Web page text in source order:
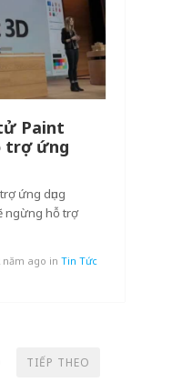
Paint
trợ ứng
ứng dụng
ngừng hỗ trợ
năm ago in Tin Tức
TIẾP THEO